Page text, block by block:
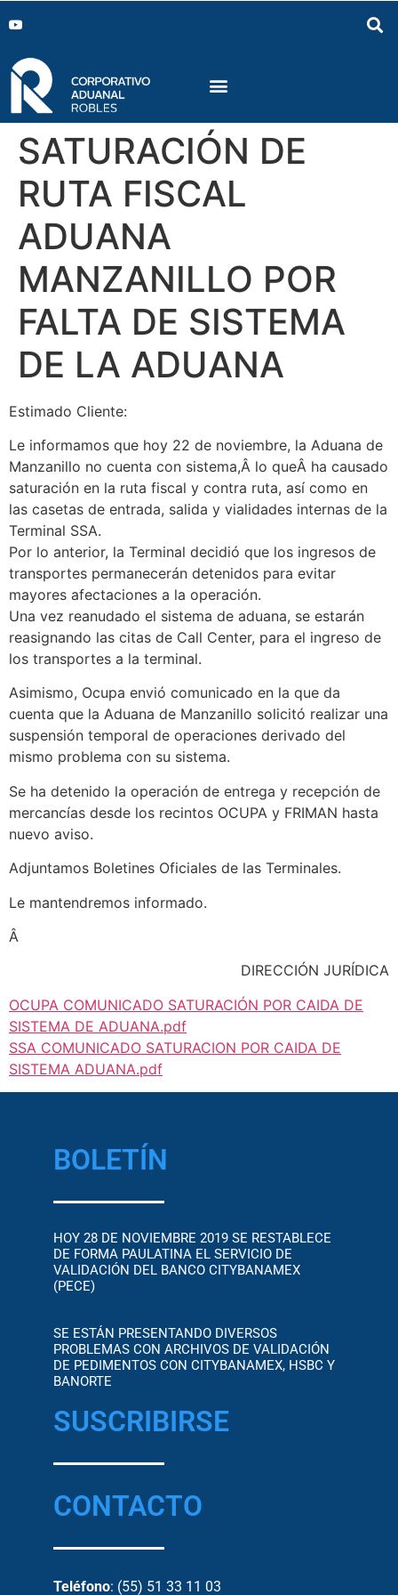
SATURACIÓN DE
RUTA FISCAL
ADUANA
MANZANILLO POR
FALTA DE SISTEMA
DE LA ADUANA
Estimado Cliente:
Le informamos que hoy 22 de noviembre, la Aduana de
Manzanillo no cuenta con sistema,Â lo queÂ ha causado
saturación en la ruta fiscal y contra ruta, así como en
las casetas de entrada, salida y vialidades internas de la
Terminal SSA.
Por lo anterior, la Terminal decidió que los ingresos de
transportes permanecerán detenidos para evitar
mayores afectaciones a la operación.
Una vez reanudado el sistema de aduana, se estarán
reasignando las citas de Call Center, para el ingreso de
los transportes a la terminal.
Asimismo, Ocupa envió comunicado en la que da
cuenta que la Aduana de Manzanillo solicitó realizar una
suspensión temporal de operaciones derivado del
mismo problema con su sistema.
Se ha detenido la operación de entrega y recepción de
mercancías desde los recintos OCUPA y FRIMAN hasta
nuevo aviso.
Adjuntamos Boletines Oficiales de las Terminales.
Le mantendremos informado.
Â
DIRECCIÓN JURÍDICA
OCUPA COMUNICADO SATURACIÓN POR CAIDA DE
SISTEMA DE ADUANA.pdf
SSA COMUNICADO SATURACION POR CAIDA DE
SISTEMA ADUANA.pdf
BOLETÍN
HOY 28 DE NOVIEMBRE 2019 SE RESTABLECE
DE FORMA PAULATINA EL SERVICIO DE
VALIDACIÓN DEL BANCO CITYBANAMEX
(PECE)
SE ESTÁN PRESENTANDO DIVERSOS
PROBLEMAS CON ARCHIVOS DE VALIDACIÓN
DE PEDIMENTOS CON CITYBANAMEX, HSBC Y
BANORTE
SUSCRIBIRSE
CONTACTO
Teléfono: (55) 51 33 11 03